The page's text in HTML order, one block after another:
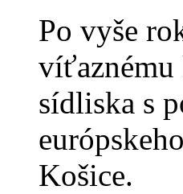
Po vyše
víťaznému
sídliska s
Košice.